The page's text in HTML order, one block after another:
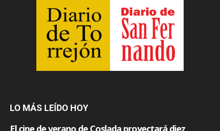
LO MÁS LEÍDO HOY